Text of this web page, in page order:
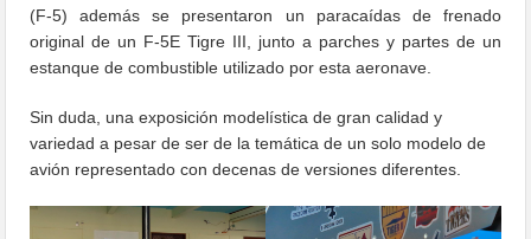
(F-5) además se presentaron un paracaídas de frenado
original de un F-5E Tigre III, junto a parches y partes de un
estanque de combustible utilizado por esta aeronave.
Sin duda, una exposición modelística de gran calidad y
variedad a pesar de ser de la temática de un solo modelo de
avión representado con decenas de versiones diferentes.